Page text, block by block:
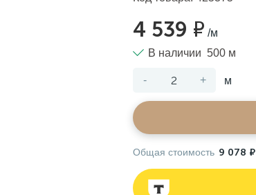
4 539 ₽ /м
В наличии 500 м
- + м
Общая стоимость 9 078 ₽